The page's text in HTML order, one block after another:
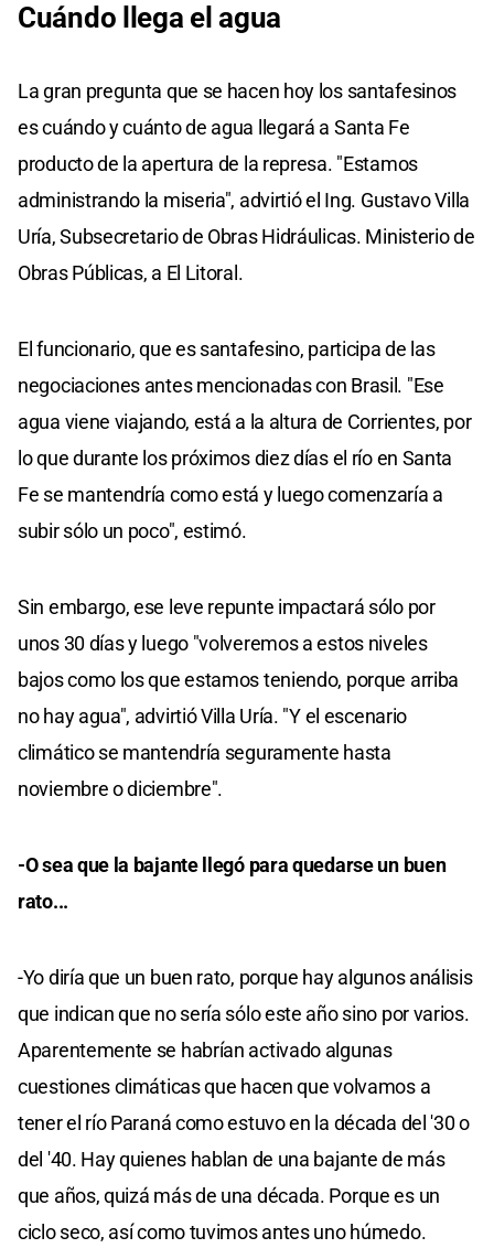
Cuándo llega el agua
La gran pregunta que se hacen hoy los santafesinos
es cuándo y cuánto de agua llegará a Santa Fe
producto de la apertura de la represa. "Estamos
administrando la miseria", advirtió el Ing. Gustavo Villa
Uría, Subsecretario de Obras Hidráulicas. Ministerio de
Obras Públicas, a El Litoral.
El funcionario, que es santafesino, participa de las
negociaciones antes mencionadas con Brasil. "Ese
agua viene viajando, está a la altura de Corrientes, por
lo que durante los próximos diez días el río en Santa
Fe se mantendría como está y luego comenzaría a
subir sólo un poco", estimó.
Sin embargo, ese leve repunte impactará sólo por
unos 30 días y luego "volveremos a estos niveles
bajos como los que estamos teniendo, porque arriba
no hay agua", advirtió Villa Uría. "Y el escenario
climático se mantendría seguramente hasta
noviembre o diciembre".
-O sea que la bajante llegó para quedarse un buen
rato...
-Yo diría que un buen rato, porque hay algunos análisis
que indican que no sería sólo este año sino por varios.
Aparentemente se habrían activado algunas
cuestiones climáticas que hacen que volvamos a
tener el río Paraná como estuvo en la década del '30 o
del '40. Hay quienes hablan de una bajante de más
que años, quizá más de una década. Porque es un
ciclo seco, así como tuvimos antes uno húmedo.